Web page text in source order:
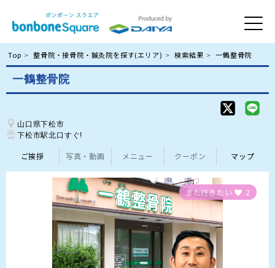
Top 整骨院・接骨院・鍼灸院を探す(エリア) 検索結果 一鶴整骨院
一鶴整骨院
山口県下松市
ご挨拶 写真・動画 メニュー クーポン マップ
また行きたい 2